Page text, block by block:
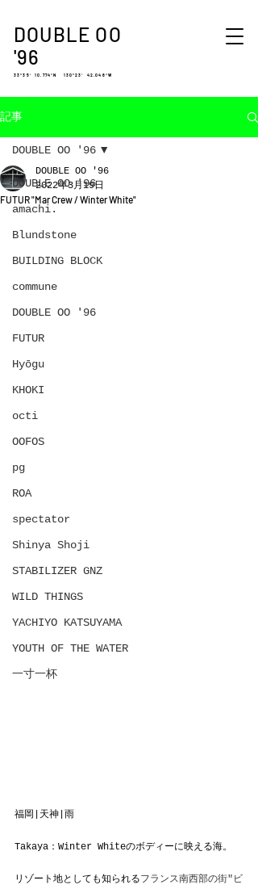
DOUBLE OO
'96
33°35′ 10.774″N 130°23′ 42.048″W
記事
DOUBLE OO '96
amachi.
Blundstone
BUILDING BLOCK
commune
DOUBLE OO '96
FUTUR
Hyōgu
KHOKI
octi
OOFOS
pg
ROA
spectator
Shinya Shoji
STABILIZER GNZ
WILD THINGS
YACHIYO KATSUYAMA
YOUTH OF THE WATER
一寸一杯
DOUBLE OO '96
FUTUR "Mar Crew / Winter White"
DOUBLE OO '96
2022年3月19日
福岡|天神|雨
Takaya：Winter Whiteのボディーに映える海。
リゾート地としても知られるフランス南西部の街"ビ